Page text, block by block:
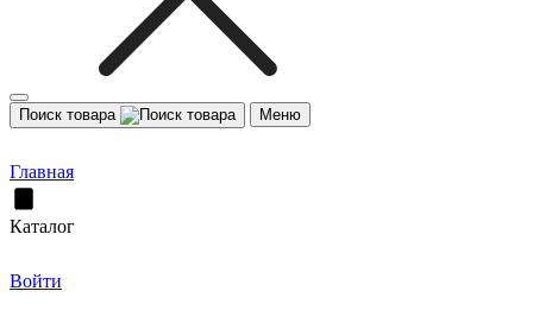
Поиск товара Меню
Главная
Каталог
Войти